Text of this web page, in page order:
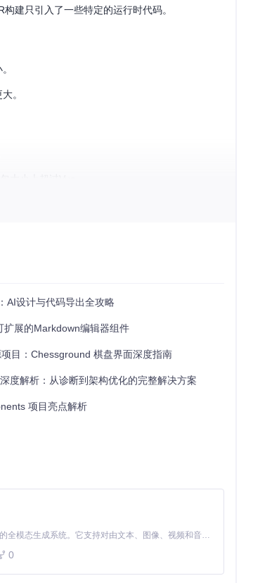
建只引入了一些特定的运行时代码。
。
则追求更小的运行时依赖。
或者考虑现有项目的优化，理解这些框架在编译
体需求和项目规模。
题，而是涉及到复杂的权衡和应用场景的匹配。
AI设计与代码导出全攻略
扩展的Markdown编辑器组件
项目：Chessground 棋盘界面深度指南
度解析：从诊断到架构优化的完整解决方案
项目亮点解析
MiniMax H3 是一个通用的全模态生成系统。它支持对由文本、图像、视频和音频组成的多模态上下文进行统一理解，并能生成分辨率高达 2K、时长可达 15 秒的带原生立体声音频的视频。得益于面向任务泛化的系统设计，H3 在预训练阶段就已具备广泛的多模态上下文理解与生成能力，能够出色地执行复杂的多模态指令。
0